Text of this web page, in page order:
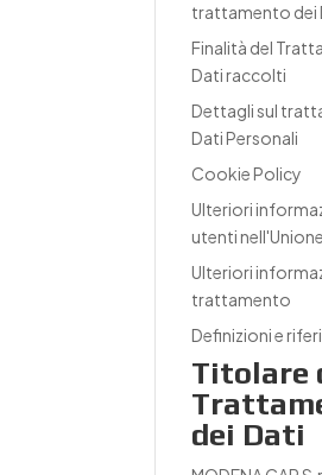
trattamento dei
Finalità del
Dati raccolti
Dettagli sul
Dati Personali
Cookie Policy
Ulteriori
utenti
Ulteriori
trattamento
Definizioni e
Titolare
dei Dati